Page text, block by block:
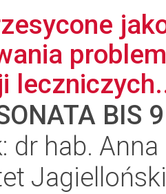
BIS 9
dr hab.